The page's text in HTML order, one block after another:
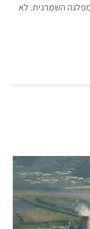
השמרנית. לא